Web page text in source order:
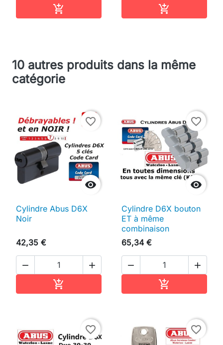
 
10 autres produits dans la même
catégorie

favorite_border
Cylindre Abus D6X
Noir
42,35 €
 


favorite_border
Cylindre D6X bouton
ET à même
combinaison
65,34 €
 

favorite_border favorite_border